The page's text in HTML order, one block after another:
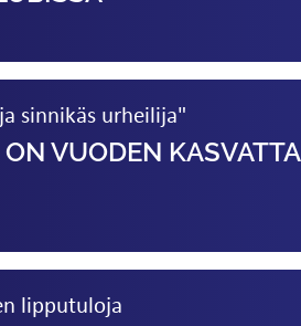
sinnikäs urheilija"
VUODEN
lipputuloja